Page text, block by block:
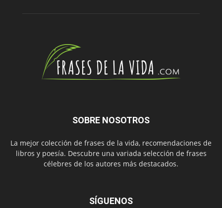
SOBRE NOSOTROS
La mejor colección de frases de la vida, recomendaciones de
libros y poesía. Descubre una variada selección de frases
célebres de los autores más destacados.
SÍGUENOS